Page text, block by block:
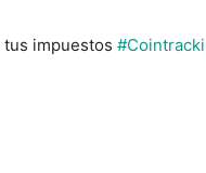
tus impuestos